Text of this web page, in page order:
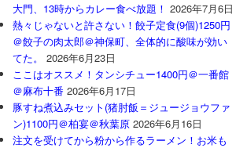
大門、13時からカレー食べ放題！ 2026年7月6日
熱々じゃないと許さない！餃子定食(9個)1250円
＠餃子の肉太郎＠神保町、全体的に酸味が効い
てた。
2026年6月23日
ここはオススメ！タンシチュー1400円＠一番館
＠麻布十番 2026年6月17日
豚すね煮込みセット(猪肘飯＝ジュージョウファ
ン)1100円＠柏宴＠秋葉原 2026年6月16日
注文を受けてから粉から作るラーメン！お米も